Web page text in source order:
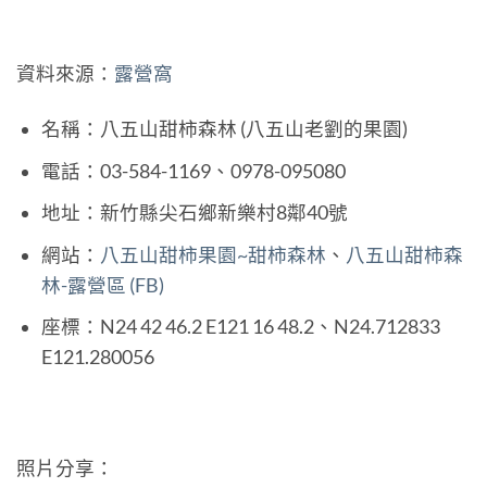
資料來源： 露營窩
名稱：八五山甜柿森林 (八五山老劉的果園)
電話：03-584-1169、0978-095080
地址：新竹縣尖石鄉新樂村8鄰40號
網站： 八五山甜柿果園~甜柿森林 、 八五山甜柿森
林-露營區 (FB)
座標：N24 42 46.2 E121 16 48.2、N24.712833
E121.280056
照片分享：